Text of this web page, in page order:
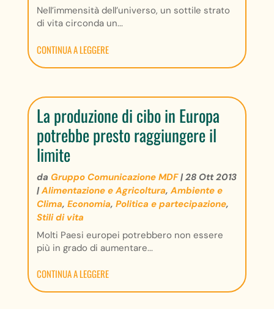
Nell’immensità dell’universo, un sottile strato
di vita circonda un...
CONTINUA A LEGGERE
La produzione di cibo in Europa
potrebbe presto raggiungere il
limite
da Gruppo Comunicazione MDF|28 Ott 2013
|Alimentazione e Agricoltura, Ambiente e
Clima, Economia, Politica e partecipazione,
Stili di vita
Molti Paesi europei potrebbero non essere
più in grado di aumentare...
CONTINUA A LEGGERE